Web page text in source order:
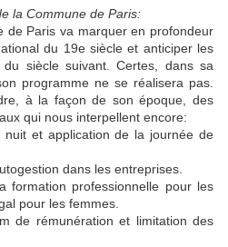
la Commune de Paris:
Paris va marquer en profondeur
du 19e siècle et anticiper les
siècle suivant. Certes, dans sa
programme ne se réalisera pas.
à la façon de son époque, des
qui nous interpellent encore:
et application de la journée de
dans les entreprises.
professionnelle pour les
pour les femmes.
rémunération et limitation des